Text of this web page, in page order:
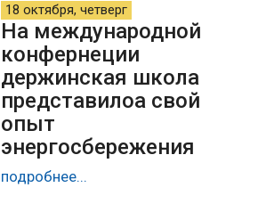
18 октября, четверг
На международной
конфернеции
держинская школа
представилоа свой
опыт
энергосбережения
подробнее...